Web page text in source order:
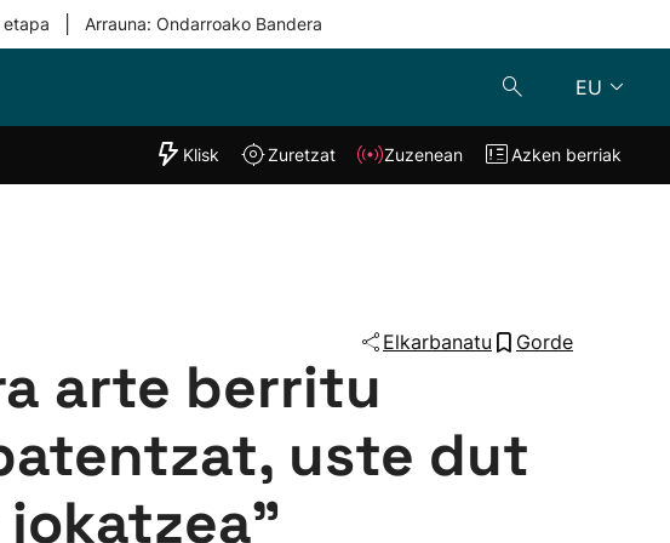
etapa Arrauna: Ondarroako Bandera
EU
"Helmuga"
Klisk Zuzenean
Klisk Zuretzat Zuzenean Azken berriak
Elkarbanatu Gorde
arte berritu
uste dut